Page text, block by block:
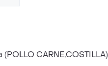
CARNE,COSTILLA)